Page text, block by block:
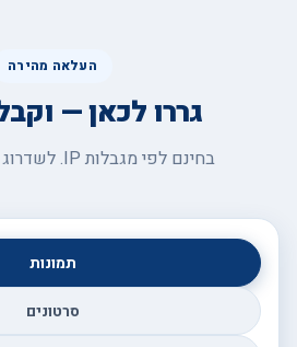
העלאה מהירה
גררו לכאן —
בחינם לפי מגבלות IP. לשדרוג —
תמונות
סרטונים